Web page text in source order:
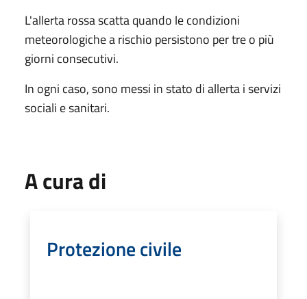
L'allerta rossa scatta quando le condizioni
meteorologiche a rischio persistono per tre o più
giorni consecutivi.
In ogni caso, sono messi in stato di allerta i servizi
sociali e sanitari.
A cura di
Protezione civile